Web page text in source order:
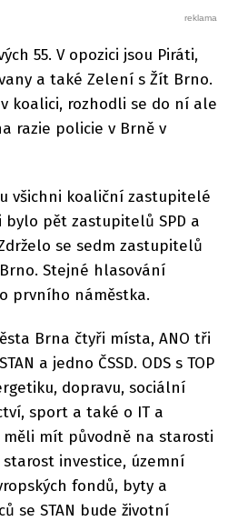
55. V opozici jsou Piráti,
a také Zelení s Žít Brno.
koalici, rozhodli se do ní ale
razie policie v Brně v
všichni koaliční zastupitelé
pět zastupitelů SPD a
se sedm zastupitelů
Stejné hlasování
prvního náměstka.
Brna čtyři místa, ANO tři
a jedno ČSSD. ODS s TOP
dopravu, sociální
sport a také o IT a
mít původně na starosti
investice, územní
fondů, byty a
se STAN bude životní